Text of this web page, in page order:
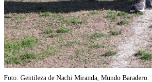
Foto: Gentileza de Nachi Miranda, Mundo Baradero.